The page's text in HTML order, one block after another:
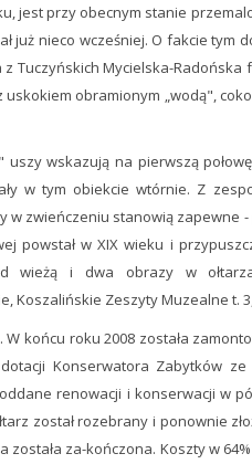
jest przy obecnym stanie
już nieco wcześniej. O fakcie tym
Tuczyńskich Mycielska-Radońska
uskokiem obramionym „wodą",
wskazują na pierwszą
w tym obiekcie wtórnie. Z
w zwieńczeniu stanowią zapewne
powstał w XIX wieku i
wieżą i dwa obrazy w
Koszalińskie Zeszyty Muzealne t.
końcu roku 2008 została
Konserwatora Zabytków ze
renowacji i konserwacji w
został rozebrany i ponownie
za-kończona. Koszty w